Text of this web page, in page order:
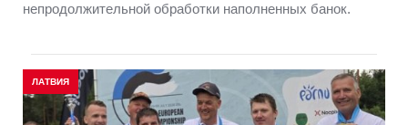
непродолжительной обработки наполненных банок.
ЛАТВИЯ